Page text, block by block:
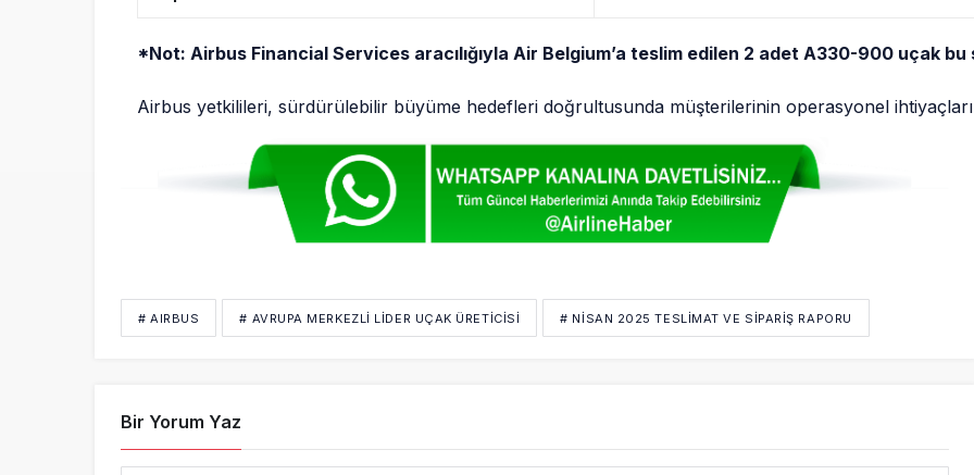
*Not: Airbus Financial Services aracılığıyla Air Belgium’a teslim edilen 2 adet A330-900 uçak bu
Airbus yetkilileri, sürdürülebilir büyüme hedefleri doğrultusunda müşterilerinin operasyonel
# AIRBUS # AVRUPA MERKEZLI LIDER UÇAK ÜRETICISI # NISAN 2025 TESLIMAT VE SIPARIŞ RAPORU
Bir Yorum Yaz